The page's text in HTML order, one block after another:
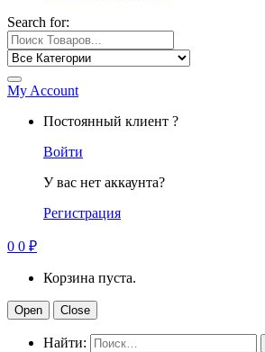
Search for:
My Account
Постоянный клиент ?
Войти
У вас нет аккаунта?
Регистрация
0 0 ₽
Корзина пуста.
Open Close
Найти: